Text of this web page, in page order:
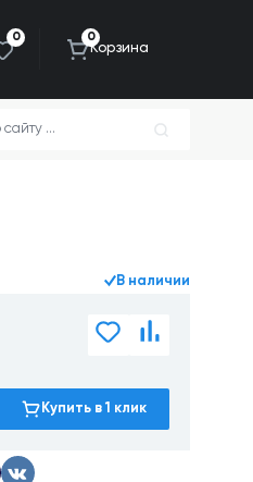
0
Корзина
0
В наличии
Купить в 1 клик